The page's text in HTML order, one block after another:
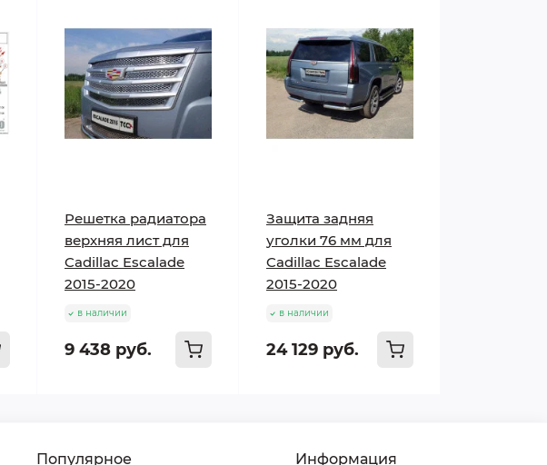
Решетка радиатора
верхняя лист для
Cadillac Escalade
2015-2020
в наличии
9 438 руб.
Защита задняя
уголки 76 мм для
Cadillac Escalade
2015-2020
в наличии
24 129 руб.
Популярное Информация